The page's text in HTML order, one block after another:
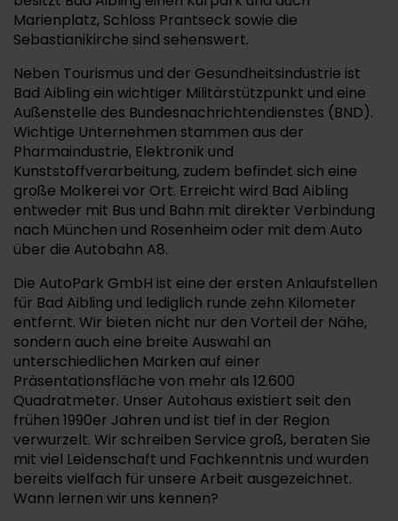
Marienplatz, Schloss Prantseck sowie die
Sebastianikirche sind sehenswert.
Neben Tourismus und der Gesundheitsindustrie ist
Bad Aibling ein wichtiger Militärstützpunkt und eine
Außenstelle des Bundesnachrichtendienstes (BND).
Wichtige Unternehmen stammen aus der
Pharmaindustrie, Elektronik und
Kunststoffverarbeitung, zudem befindet sich eine
große Molkerei vor Ort. Erreicht wird Bad Aibling
entweder mit Bus und Bahn mit direkter Verbindung
nach München und Rosenheim oder mit dem Auto
über die Autobahn A8.
Die AutoPark GmbH ist eine der ersten Anlaufstellen
für Bad Aibling und lediglich runde zehn Kilometer
entfernt. Wir bieten nicht nur den Vorteil der Nähe,
sondern auch eine breite Auswahl an
unterschiedlichen Marken auf einer
Präsentationsfläche von mehr als 12.600
Quadratmeter. Unser Autohaus existiert seit den
frühen 1990er Jahren und ist tief in der Region
verwurzelt. Wir schreiben Service groß, beraten Sie
mit viel Leidenschaft und Fachkenntnis und wurden
bereits vielfach für unsere Arbeit ausgezeichnet.
Wann lernen wir uns kennen?